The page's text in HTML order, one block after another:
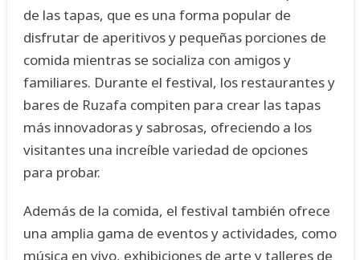
de las tapas, que es una forma popular de
disfrutar de aperitivos y pequeñas porciones de
comida mientras se socializa con amigos y
familiares. Durante el festival, los restaurantes y
bares de Ruzafa compiten para crear las tapas
más innovadoras y sabrosas, ofreciendo a los
visitantes una increíble variedad de opciones
para probar.
Además de la comida, el festival también ofrece
una amplia gama de eventos y actividades, como
música en vivo, exhibiciones de arte y talleres de